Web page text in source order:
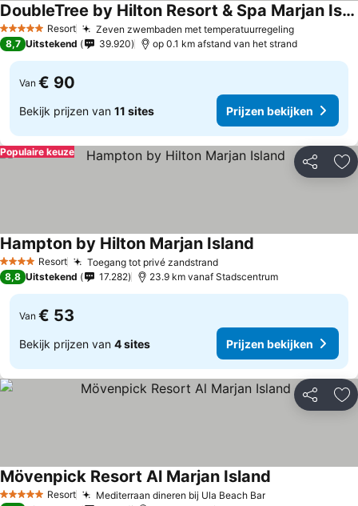
5 Sterren Resort Zeven zwembaden met temperatuurregelingPrijzen
DoubleTree by Hilton Resort & Spa Marjan Island
Prijzen bekijken
8,7 Uitstekend 39.920 op 0.1 km afstand van het strand
Van € 90
Bekijk prijzen van 11 sites Prijzen bekijken
Delen
Populaire keuze
4 SterrenResort Toegang tot privé zandstrandPrijzen bekijken
Hampton by Hilton Marjan Island
8,8 Uitstekend 17.282 23.9 km vanaf Stadscentrum
Van € 53
Bekijk prijzen van 4 sites Prijzen bekijken
Delen
5 Sterren Resort Mediterraan dineren bij Ula Beach BarPrijzen
Mövenpick Resort Al Marjan Island